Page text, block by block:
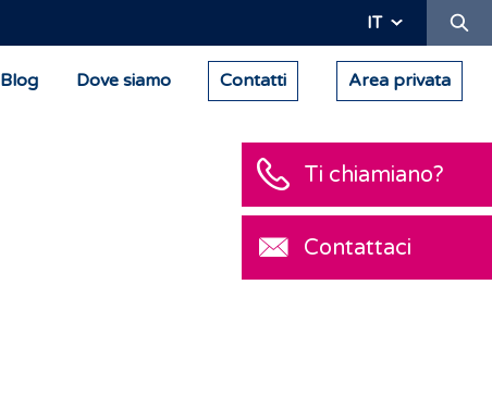
IT
Blog Dove siamo Contatti Area privata
Ti chiamiano?
Contattaci